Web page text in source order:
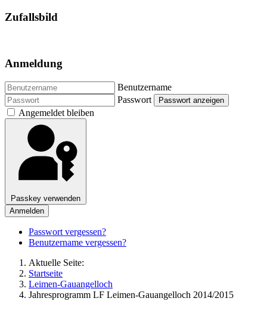
Zufallsbild
Anmeldung
Benutzername
Passwort
Passwort anzeigen
Angemeldet bleiben
Passkey verwenden
Anmelden
Passwort vergessen?
Benutzername vergessen?
Aktuelle Seite:
Startseite
Leimen-Gauangelloch
Jahresprogramm LF Leimen-Gauangelloch 2014/2015